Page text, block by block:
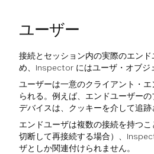
ユーザー
接続とセッション内の実際のエン
め、Inspector にはユーザ・オブジ
ユーザーは一意のクライアント・
られる。例えば、エンドユーザーの
デバイスは、クッキーを介して追跡
エンドユーザは複数の接続を持つ
切断して再接続する場合）、
ザとしか関連付けられません。